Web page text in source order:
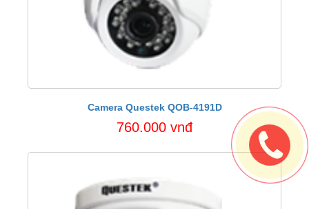
Camera Questek QOB-4191D
760.000 vnđ